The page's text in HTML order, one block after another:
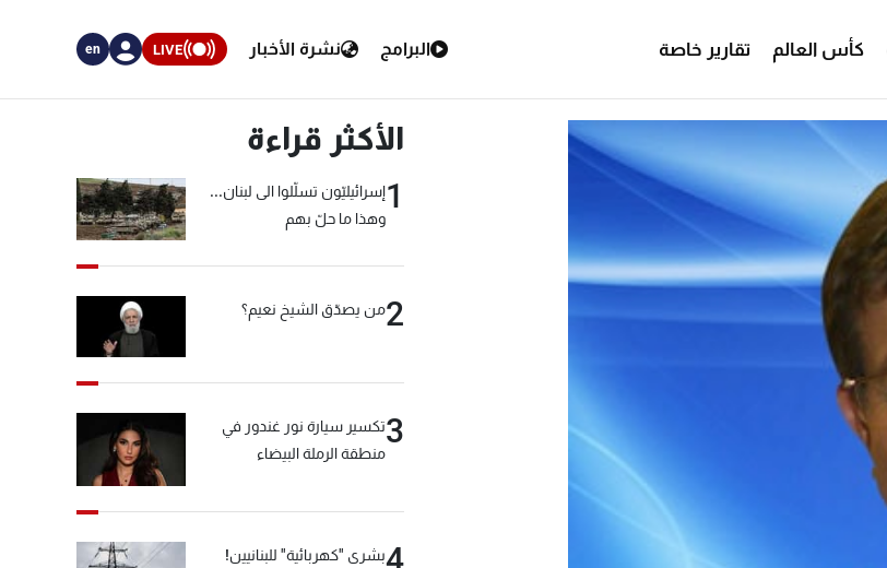
كأس العالم تقارير خاصة البرامج نشرة الأخبار LIVE
en
الأكثر قراءة
1إسرائيليّون تسلّلوا الى لبنان...
وهذا ما حلّ بهم
2من يصدّق الشيخ نعيم؟
3تكسير سيارة نور غندور في
منطقة الرملة البيضاء
4بشرى "كهربائية" للبنانيين!